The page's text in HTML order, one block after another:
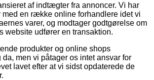
af indtægter fra annoncer. Vi har
med en række online forhandlere idet vi
varer, og modtager godtgørelse om
website udfører en transaktion.
produkter og online shops
men vi påtager os intet ansvar for
lavet efter at vi sidst opdaterede de